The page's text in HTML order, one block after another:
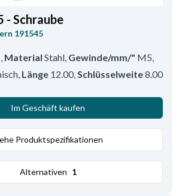
- Schraube
191545
, Material Stahl, Gewinde/mm/" M5,
, Länge 12.00,Schlüsselweite8.00
Im Geschäft kaufen
Produktspezifikationen
Alternativen 1